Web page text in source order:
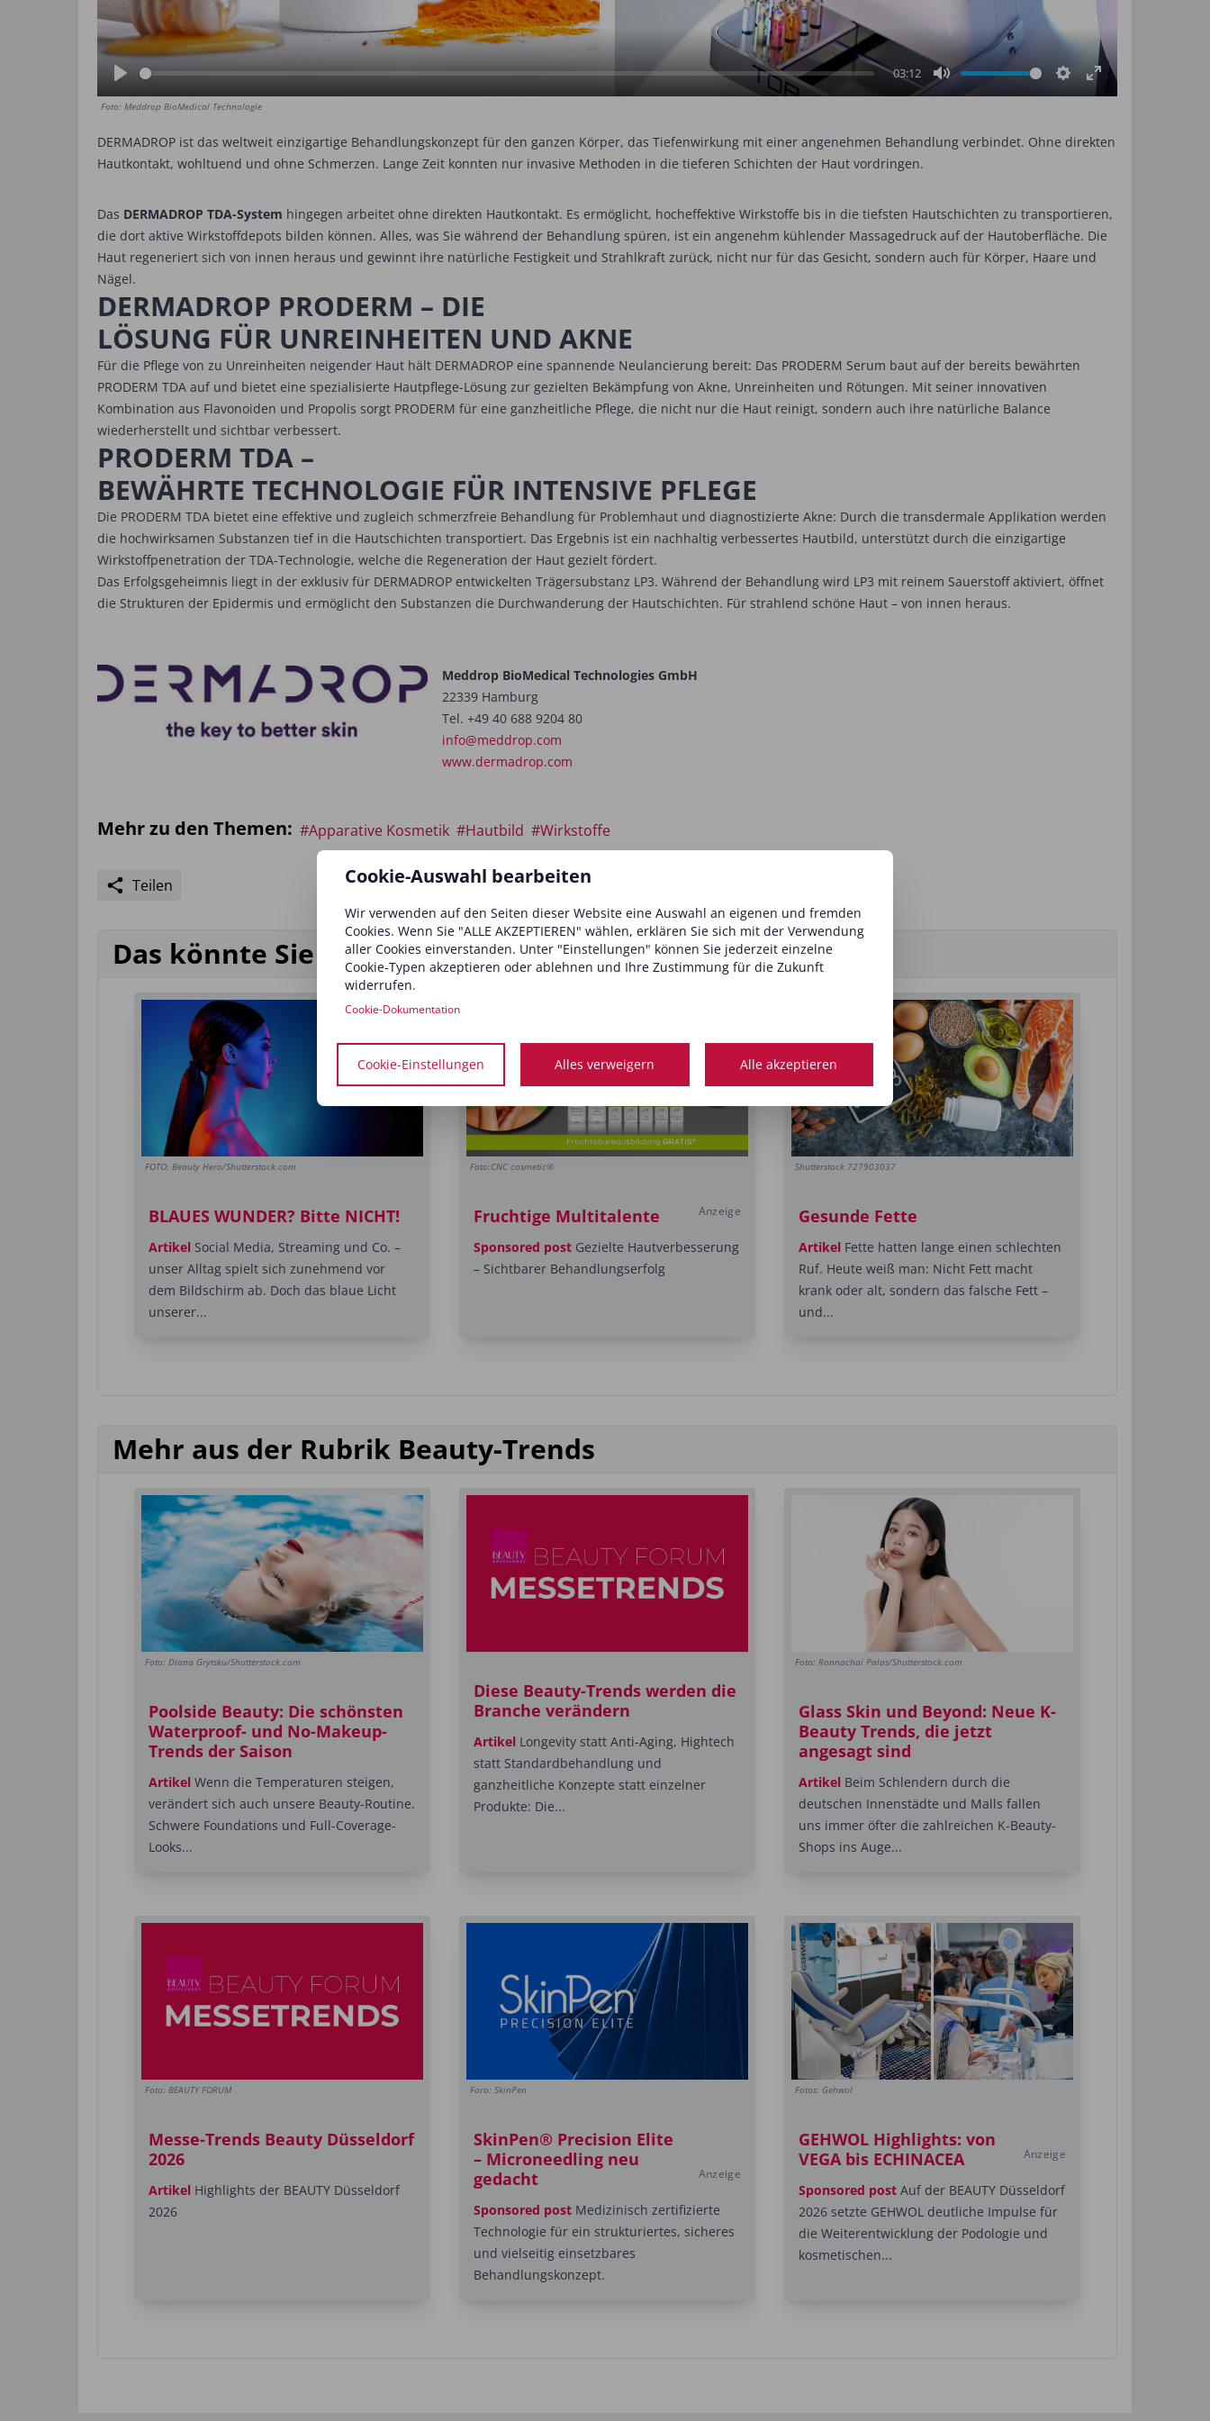
Play
03:12
Mute Settings
Enter
Foto: Meddrop BioMedical Technologie
DERMADROP ist das weltweit einzigartige Behandlungskonzept für den ganzen Körper, das Tiefenwirkung mit einer angenehmen Behandlung verbindet. Ohne direkten
Hautkontakt, wohltuend und ohne Schmerzen. Lange Zeit konnten nur invasive Methoden in die tieferen Schichten der Haut vordringen.
Das DERMADROP TDA-System hingegen arbeitet ohne direkten Hautkontakt. Es ermöglicht, hocheffektive Wirkstoffe bis in die tiefsten Hautschichten zu transportieren,
die dort aktive Wirkstoffdepots bilden können. Alles, was Sie während der Behandlung spüren, ist ein angenehm kühlender Massagedruck auf der Hautoberfläche. Die
Haut regeneriert sich von innen heraus und gewinnt ihre natürliche Festigkeit und Strahlkraft zurück, nicht nur für das Gesicht, sondern auch für Körper, Haare und
Nägel.
DERMADROP PRODERM – DIE
LÖSUNG FÜR UNREINHEITEN UND AKNE
Für die Pflege von zu Unreinheiten neigender Haut hält DERMADROP eine spannende Neulancierung bereit: Das PRODERM Serum baut auf der bereits bewährten
PRODERM TDA auf und bietet eine spezialisierte Hautpflege-Lösung zur gezielten Bekämpfung von Akne, Unreinheiten und Rötungen. Mit seiner innovativen
Kombination aus Flavonoiden und Propolis sorgt PRODERM für eine ganzheitliche Pflege, die nicht nur die Haut reinigt, sondern auch ihre natürliche Balance
wiederherstellt und sichtbar verbessert.
PRODERM TDA –
BEWÄHRTE TECHNOLOGIE FÜR INTENSIVE PFLEGE
Die PRODERM TDA bietet eine effektive und zugleich schmerzfreie Behandlung für Problemhaut und diagnostizierte Akne: Durch die transdermale Applikation werden
die hochwirksamen Substanzen tief in die Hautschichten transportiert. Das Ergebnis ist ein nachhaltig verbessertes Hautbild, unterstützt durch die einzigartige
Wirkstoffpenetration der TDA-Technologie, welche die Regeneration der Haut gezielt fördert.
Das Erfolgsgeheimnis liegt in der exklusiv für DERMADROP entwickelten Trägersubstanz LP3. Während der Behandlung wird LP3 mit reinem Sauerstoff aktiviert, öffnet
die Strukturen der Epidermis und ermöglicht den Substanzen die Durchwanderung der Hautschichten. Für strahlend schöne Haut – von innen heraus.
Meddrop BioMedical Technologies GmbH
22339 Hamburg
Tel. +49 40 688 9204 80
info@meddrop.com
www.dermadrop.com
Mehr zu den Themen: #Apparative Kosmetik #Hautbild #Wirkstoffe
Teilen
Das könnte Sie auch interessieren
FOTO: Beauty Hero/Shutterstock.com
BLAUES WUNDER? Bitte NICHT!
Artikel Social Media, Streaming und Co. –
unser Alltag spielt sich zunehmend vor
dem Bildschirm ab. Doch das blaue Licht
unserer...
Foto:CNC cosmetic®
Fruchtige Multitalente Anzeige
Sponsored postGezielte Hautverbesserung
– Sichtbarer Behandlungserfolg
Shutterstock 727903037
Gesunde Fette
ArtikelFette hatten lange einen schlechten
Ruf. Heute weiß man: Nicht Fett macht
krank oder alt, sondern das falsche Fett –
und...
Mehr aus der Rubrik Beauty-Trends
Foto: Diana Grytsku/Shutterstock.com
Poolside Beauty: Die schönsten
Waterproof- und No-Makeup-
Trends der Saison
Artikel Wenn die Temperaturen steigen,
verändert sich auch unsere Beauty-Routine.
Schwere Foundations und Full-Coverage-
Looks...
Diese Beauty-Trends werden die
Branche verändern
ArtikelLongevity statt Anti-Aging, Hightech
statt Standardbehandlung und
ganzheitliche Konzepte statt einzelner
Produkte: Die...
Foto: Ronnachai Palas/Shutterstock.com
Glass Skin und Beyond: Neue K-
Beauty Trends, die jetzt
angesagt sind
ArtikelBeim Schlendern durch die
deutschen Innenstädte und Malls fallen
uns immer öfter die zahlreichen K-Beauty-
Shops ins Auge...
Foto: BEAUTY FORUM
Messe-Trends Beauty Düsseldorf
2026
Artikel Highlights der BEAUTY Düsseldorf
2026
Foro: SkinPen
SkinPen® Precision Elite
– Microneedling neu
gedacht
Anzeige
Sponsored postMedizinisch zertifizierte
Technologie für ein strukturiertes, sicheres
und vielseitig einsetzbares
Behandlungskonzept.
Fotos: Gehwol
GEHWOL Highlights: von
VEGA bis ECHINACEA
Anzeige
Sponsored postAuf der BEAUTY Düsseldorf
2026 setzte GEHWOL deutliche Impulse für
die Weiterentwicklung der Podologie und
kosmetischen...
Cookie-Auswahl bearbeiten
Wir verwenden auf den Seiten dieser Website eine Auswahl an eigenen und fremden
Cookies. Wenn Sie "ALLE AKZEPTIEREN" wählen, erklären Sie sich mit der Verwendung
aller Cookies einverstanden. Unter "Einstellungen" können Sie jederzeit einzelne
Cookie-Typen akzeptieren oder ablehnen und Ihre Zustimmung für die Zukunft
widerrufen.
Cookie-Dokumentation
Cookie-Einstellungen Alles verweigern Alle akzeptieren